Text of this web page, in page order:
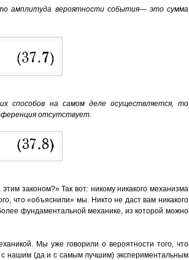
амплитуда вероятности события— это сумма
способов на самом деле осуществляется, то
отсутствует.
законом?» Так вот: никому никакого механизма
что «объяснили» мы. Никто не даст вам никакого
фундаментальной механике, из которой можно
Мы уже говорили о вероятности того, что
с нашим (да и с самым лучшим) экспериментальным